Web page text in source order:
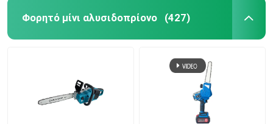
Φορητό μίνι αλυσιδοπρίονο (427)